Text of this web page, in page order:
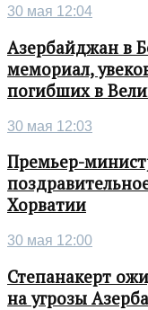
30 мая 12:04
Азербайджан в
мемориал,
погибших в
30 мая 12:03
Премьер-
Хорватии
30 мая 12:00
Степанакерт
на угрозы